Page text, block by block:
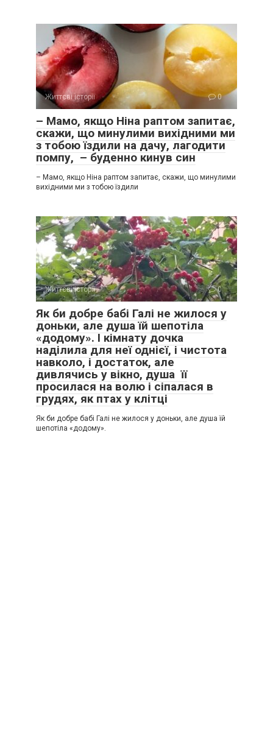
Життєві історії 0
– Мамо, якщо Ніна раптом запитає,
скажи, що минулими вихідними ми
з тобою їздили на дачу, лагодити
помпу, – буденно кинув син
– Мамо, якщо Ніна раптом запитає, скажи, що минулими
вихідними ми з тобою їздили
Життєві історії 0
Як би добре бабі Галі не жилося у
доньки, але душа їй шепотіла
«додому». І кімнату дочка
наділила для неї однієї, і чистота
навколо, і достаток, але
дивлячись у вікно, душа її
просилася на волю і сіпалася в
грудях, як птах у клітці
Як би добре бабі Галі не жилося у доньки, але душа їй
шепотіла «додому».